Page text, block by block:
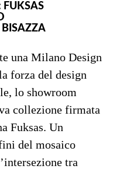
una Milano Design
forza del design
lo showroom
collezione firmata
Fuksas. Un
del mosaico
tra